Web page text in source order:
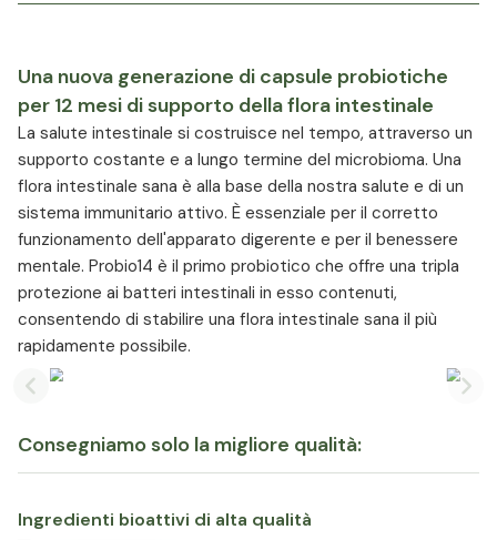
Una nuova generazione di capsule probiotiche
per 12 mesi di supporto della flora intestinale
La salute intestinale si costruisce nel tempo, attraverso un
supporto costante e a lungo termine del microbioma. Una
flora intestinale sana è alla base della nostra salute e di un
sistema immunitario attivo. È essenziale per il corretto
funzionamento dell'apparato digerente e per il benessere
mentale. Probio14 è il primo probiotico che offre una tripla
protezione ai batteri intestinali in esso contenuti,
consentendo di stabilire una flora intestinale sana il più
rapidamente possibile.
Previous slide
Consegniamo solo la migliore qualità:
Ingredienti bioattivi di alta qualità